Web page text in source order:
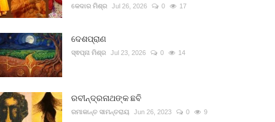
କେଦାର ମିଶ୍ର Jul 26, 2026 0 17
ଦେଶପ୍ରାଣ
ସ୍ଵପ୍ନା ମିଶ୍ର Jul 23, 2026 0 14
ରବୀନ୍ଦ୍ରନାଥଙ୍କ ଛବି
ରମାକାନ୍ତ ସାମନ୍ତରାୟ Jun 26, 2023 0 9